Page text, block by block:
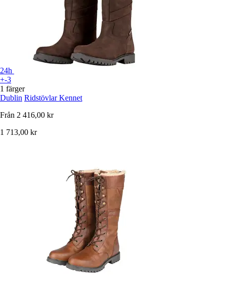
24h
+-3
1 färger
Dublin Ridstövlar Kennet
Från 2 416,00 kr
1 713,00 kr